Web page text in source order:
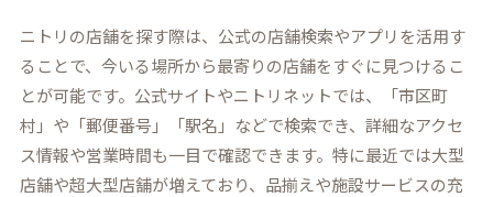
ニトリの店舗を探す際は、公式の店舗検索やアプリを活用す
ることで、今いる場所から最寄りの店舗をすぐに見つけるこ
とが可能です。公式サイトやニトリネットでは、「市区町
村」や「郵便番号」「駅名」などで検索でき、詳細なアクセ
ス情報や営業時間も一目で確認できます。特に最近では大型
店舗や超大型店舗が増えており、品揃えや施設サービスの充